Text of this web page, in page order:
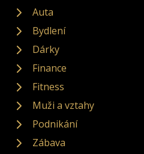
Auta
Bydlení
Dárky
Finance
Fitness
Muži a vztahy
Podnikání
Zábava